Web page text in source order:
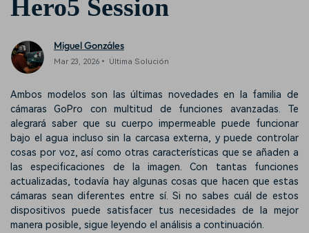
Hero5 Session
Miguel Gonzáles
Mar 23, 2026• Última Solución
Ambos modelos son las últimas novedades en la familia de
cámaras GoPro con multitud de funciones avanzadas. Te
alegrará saber que su cuerpo impermeable puede funcionar
bajo el agua incluso sin la carcasa externa, y puede controlar
cosas por voz, así como otras características que se añaden a
las especificaciones de la imagen. Con tantas funciones
actualizadas, todavía hay algunas cosas que hacen que estas
cámaras sean diferentes entre sí. Si no sabes cuál de estos
dispositivos puede satisfacer tus necesidades de la mejor
manera posible, sigue leyendo el análisis a continuación.